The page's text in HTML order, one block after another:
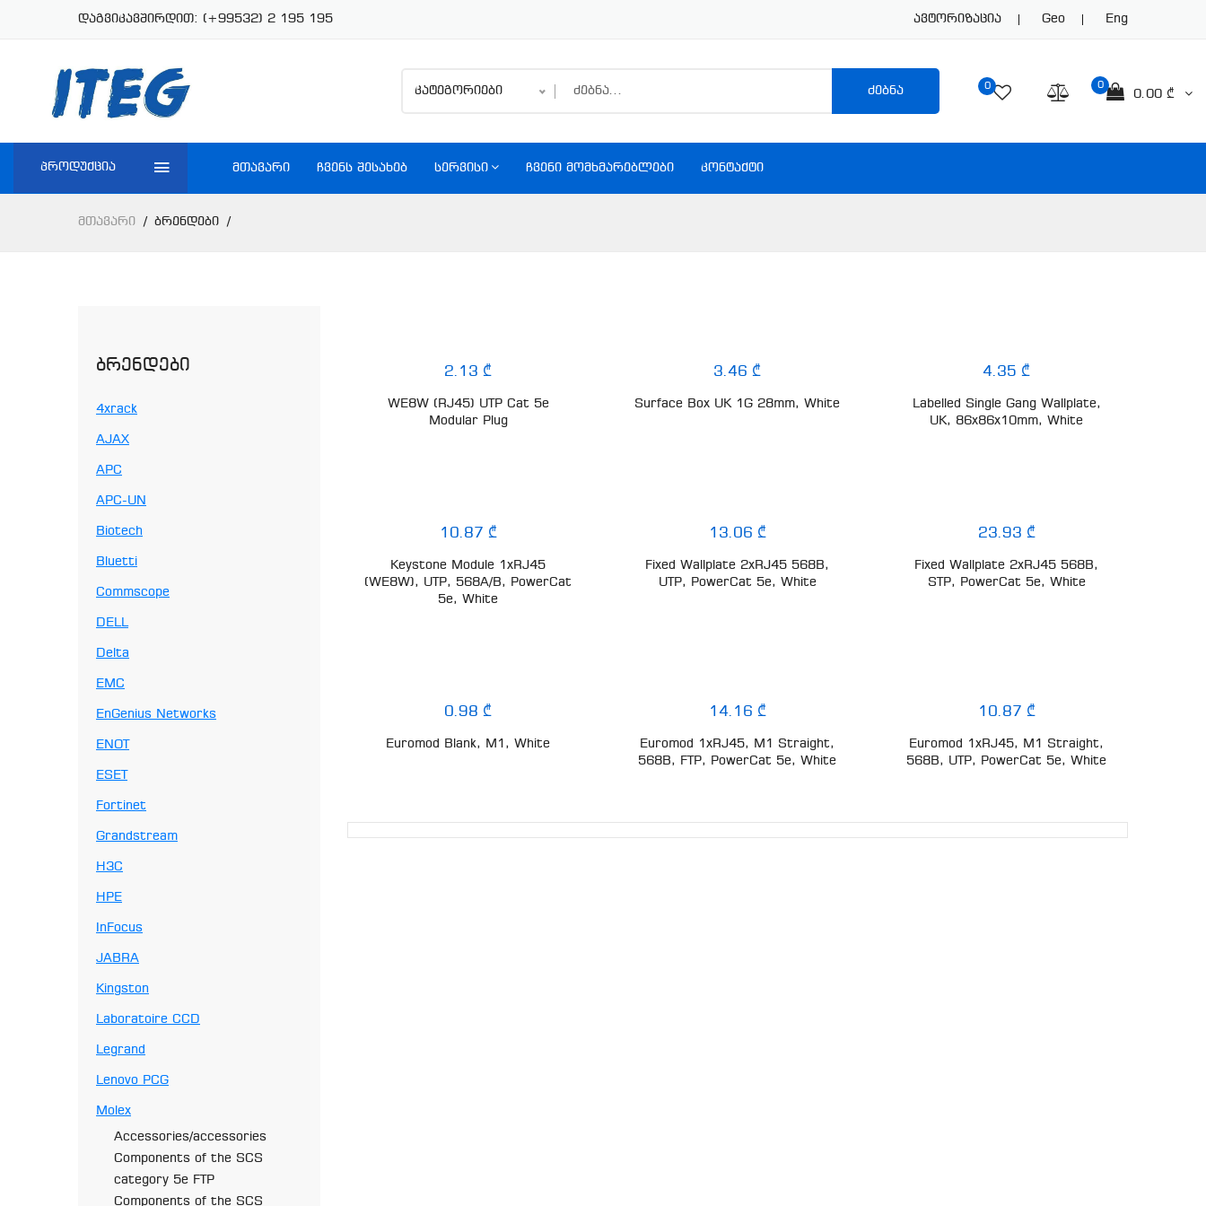
დაგვიკავშირდით: (+99532) 2 195 195 Ავტორიზაცია Geo Eng
კატეგორიები ძებნა 0
0.00 ₾
0
პროდუქცია ᲛᲗᲐᲕᲐᲠᲘ ᲩᲕᲔᲜᲡ ᲨᲔᲡᲐᲮᲔᲑ ᲡᲔᲠᲕᲘᲡᲘ ᲩᲕᲔᲜᲘ ᲛᲝᲛᲮᲛᲐᲠᲔᲑᲚᲔᲑᲘ ᲙᲝᲜᲢᲐᲥᲢᲘ
Მთავარი Ბრენდები
Ბრენდები
4xrack
AJAX
APC
APC-UN
Biotech
Bluetti
Commscope
DELL
Delta
EMC
EnGenius Networks
ENOT
ESET
Fortinet
Grandstream
H3C
HPE
InFocus
JABRA
Kingston
Laboratoire CCD
Legrand
Lenovo PCG
Molex
Accessories/accessories
Components of the SCS
category 5e FTP
Components of the SCS
2.13 ₾
WE8W (RJ45) UTP Cat 5e
Modular Plug
3.46 ₾
Surface Box UK 1G 28mm, White
4.35 ₾
Labelled Single Gang Wallplate,
UK, 86x86x10mm, White
10.87 ₾
Keystone Module 1xRJ45
(WE8W), UTP, 568A/B, PowerCat
5e, White
13.06 ₾
Fixed Wallplate 2xRJ45 568B,
UTP, PowerCat 5e, White
23.93 ₾
Fixed Wallplate 2xRJ45 568B,
STP, PowerCat 5e, White
0.98 ₾
Euromod Blank, M1, White
14.16 ₾
Euromod 1xRJ45, M1 Straight,
568B, FTP, PowerCat 5e, White
10.87 ₾
Euromod 1xRJ45, M1 Straight,
568B, UTP, PowerCat 5e, White